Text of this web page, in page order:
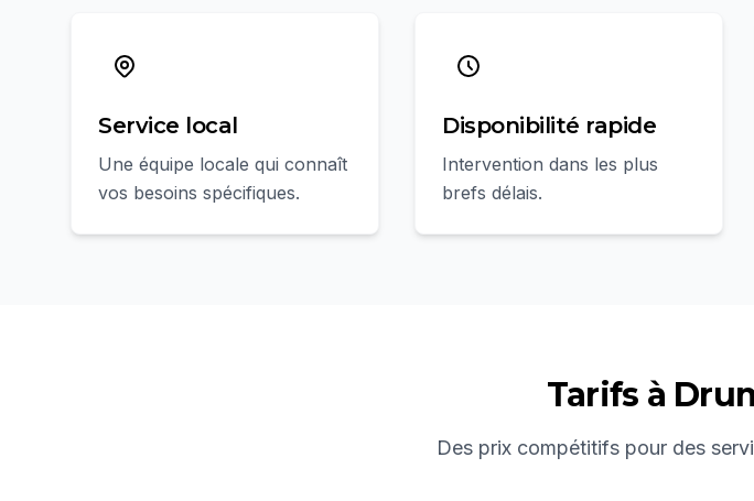
Service local
Une équipe locale qui connaît
vos besoins spécifiques.
Disponibilité rapide
Intervention dans les plus
brefs délais.
Tarifs à
Des prix compétitifs pour des